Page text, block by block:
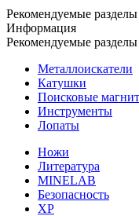
Рекомендуемые разделы
Информация
Рекомендуемые разделы
Металлоискатели
Катушки
Поисковые
Инструменты
Лопаты
Ножи
Литература
MINELAB
Безопасность
XP